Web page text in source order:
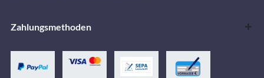
Zahlungsmethoden